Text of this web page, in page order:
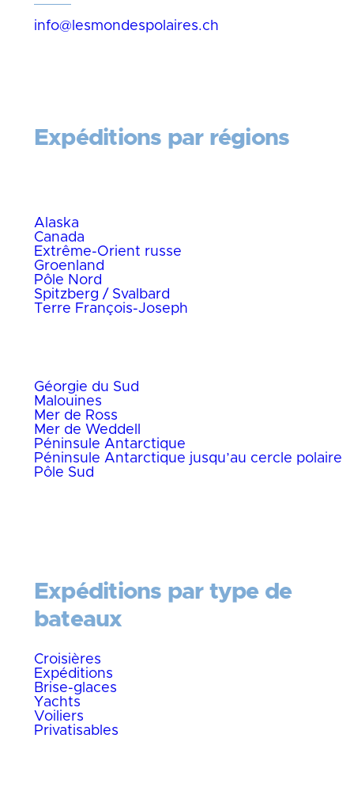
info@lesmondespolaires.ch
Expéditions par régions
Alaska
Canada
Extrême-Orient russe
Groenland
Pôle Nord
Spitzberg / Svalbard
Terre François-Joseph
Géorgie du Sud
Malouines
Mer de Ross
Mer de Weddell
Péninsule Antarctique
Péninsule Antarctique jusqu’au cercle polaire
Pôle Sud
Expéditions par type de
bateaux
Croisières
Expéditions
Brise-glaces
Yachts
Voiliers
Privatisables